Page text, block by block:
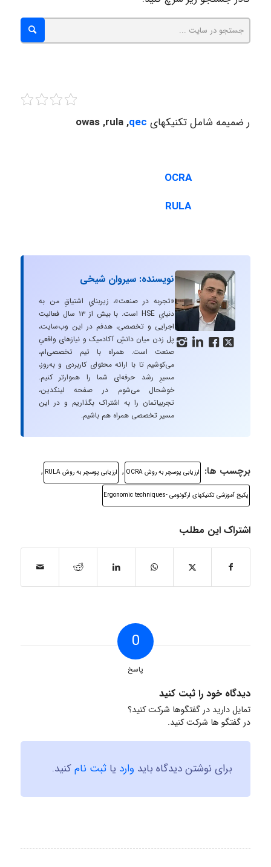
در ضمیمه شامل تکنیکهای owas ,rula ,qec
OCRA
RULA
   
نویسنده: سیروان شیخی
«تجربه در صنعت»، زیربنایِ اشتیاقِ من به
دنیایِ HSE است. با بیش از ۱۳ سال فعالیت
اجرایی و تخصصی، هدفم در این وب‌سایت،
پل زدن میان دانشِ آکادمیک و نیازهای واقعیِ
صنعت است. همراه با تیم تخصصی‌ام،
می‌کوشیم تا با ارائه محتوای کاربردی و به‌روز،
مسیرِ رشد حرفه‌ای شما را هموارتر کنیم.
خوشحال می‌شوم در صفحه لینکدین،
تجربیاتمان را به اشتراک بگذاریم و در این
مسیر تخصصی همراه هم باشیم.
برچسب ها: ارزیابی پوسچر به روش OCRA , ارزیابی پوسچر به روش RULA ,
پکیج آموزشی تکنیکهای ارگونومی -Ergonomic techniques
اشتراک این مطلب
0
پاسخ
دیدگاه خود را ثبت کنید
تمایل دارید در گفتگوها شرکت کنید؟
در گفتگو ها شرکت کنید.
برای نوشتن دیدگاه باید وارد یا ثبت نامکنید.